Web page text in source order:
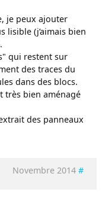
je peux ajouter
lisible (j’aimais bien
qui restent sur
des traces du
dans des blocs.
très bien aménagé
des panneaux
Novembre 2014 #